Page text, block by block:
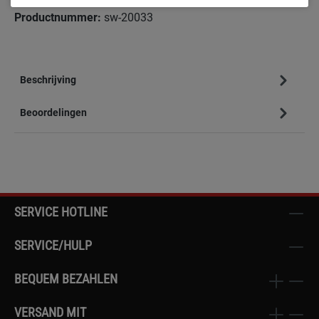
Productnummer: sw-20033
Beschrijving
Beoordelingen
SERVICE HOTLINE
SERVICE/HULP
BEQUEM BEZAHLEN
VERSAND MIT